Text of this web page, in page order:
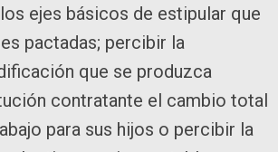
ejes básicos de estipular que
pactadas; percibir la
que se produzca
contratante el cambio total
para sus hijos o percibir la